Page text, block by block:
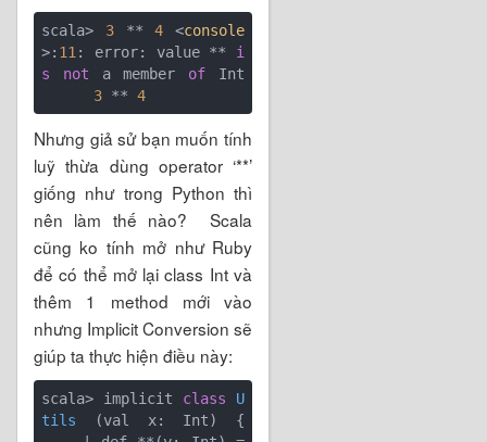
scala> 3 ** 4 <console
>: 11 : error: value ** i
s
not a member of Int
3 ** 4
Nhưng giả sử bạn muốn tính
luỹ thừa dùng operator ‘**’
giống như trong Python thì
nên làm thế nào? Scala
cũng ko tính mở như Ruby
để có thể mở lại class Int và
thêm 1 method mới vào
nhưng Implicit Conversion sẽ
giúp ta thực hiện điều này:
scala> implicit class
U
tils
(val x: Int)
{